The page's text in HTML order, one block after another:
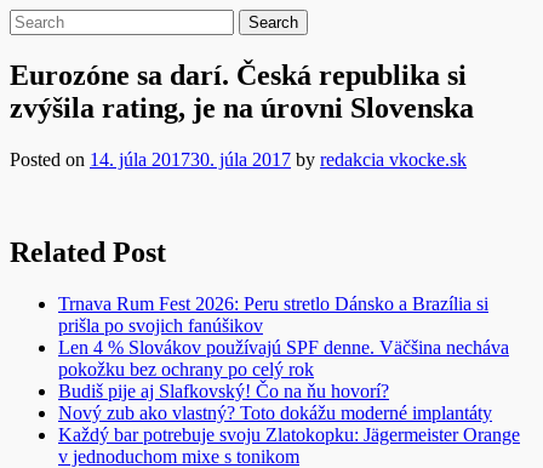
Eurozóne sa darí. Česká republika si
zvýšila rating, je na úrovni Slovenska
Posted on 14. júla 201730. júla 2017 by redakcia vkocke.sk
Related Post
Trnava Rum Fest 2026: Peru stretlo Dánsko a Brazília si
prišla po svojich fanúšikov
Len 4 % Slovákov používajú SPF denne. Väčšina necháva
pokožku bez ochrany po celý rok
Budiš pije aj Slafkovský! Čo na ňu hovorí?
Nový zub ako vlastný? Toto dokážu moderné implantáty
Každý bar potrebuje svoju Zlatokopku: Jägermeister Orange
v jednoduchom mixe s tonikom